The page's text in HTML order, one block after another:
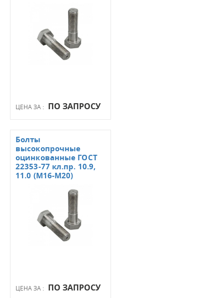
ЦЕНА ЗА : ПО ЗАПРОСУ
ЦЕНА ЗА : ПО ЗАПРОСУ
Болты
высокопрочные
оцинкованные ГОСТ
22353-77 кл.пр. 10.9,
11.0 (М16-М20)